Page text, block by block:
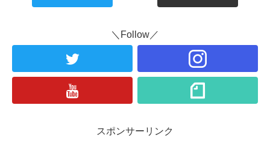
＼Follow／
スポンサーリンク